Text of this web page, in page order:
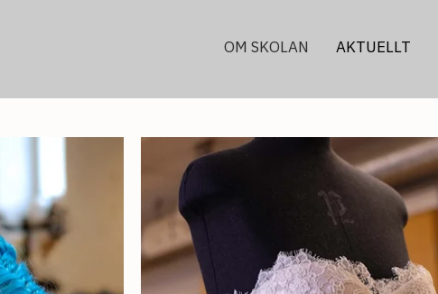
OM SKOLAN AKTUELLT